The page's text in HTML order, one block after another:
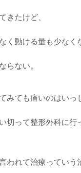
きたけど、
く動ける量も少なく
らない。
みても痛いのはいっ
切って整形外科に行
われて治療っていう